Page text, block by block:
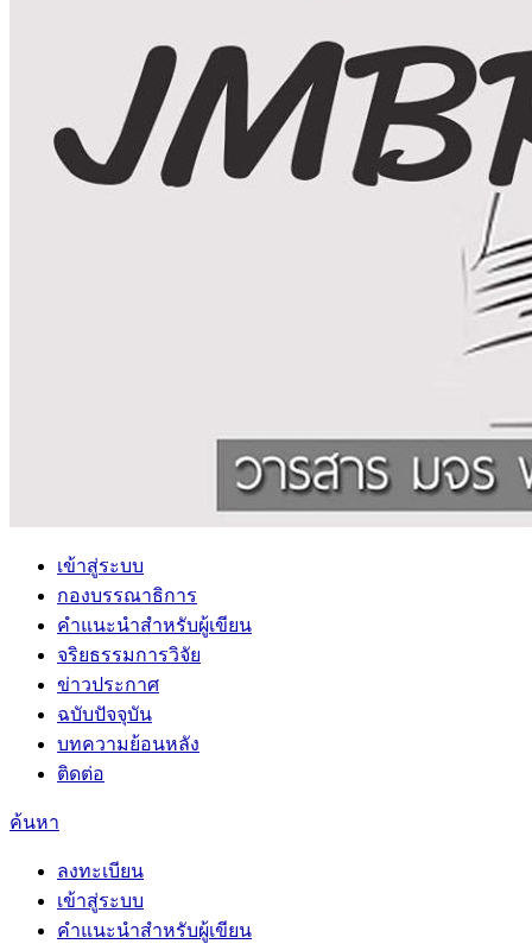
เข้าสู่ระบบ
กองบรรณาธิการ
คำแนะนำสำหรับผู้เขียน
จริยธรรมการวิจัย
ข่าวประกาศ
ฉบับปัจจุบัน
บทความย้อนหลัง
ติดต่อ
ค้นหา
ลงทะเบียน
เข้าสู่ระบบ
คำแนะนำสำหรับผู้เขียน